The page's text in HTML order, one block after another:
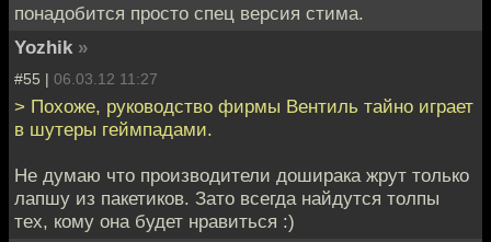
понадобится просто спец версия стима.
Yozhik »
#55 | 06.03.12 11:27
> Похоже, руководство фирмы Вентиль тайно играет
в шутеры геймпадами.
Не думаю что производители доширака жрут только
лапшу из пакетиков. Зато всегда найдутся толпы
тех, кому она будет нравиться :)